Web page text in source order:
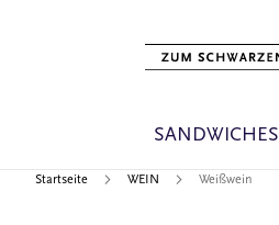
SANDWICHES
Startseite WEIN Weißwein